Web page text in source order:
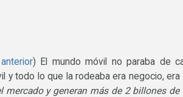
) El mundo móvil no paraba de
y todo lo que la rodeaba era negocio, era
mercado y generan más de 2 billones